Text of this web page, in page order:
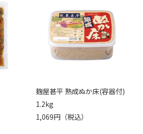
麹屋甚平 熟成ぬか床(容器付)
1.2kg
1,069円（税込）